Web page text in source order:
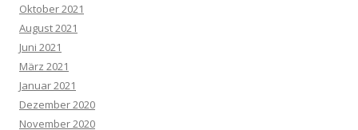
Oktober 2021
August 2021
Juni 2021
März 2021
Januar 2021
Dezember 2020
November 2020